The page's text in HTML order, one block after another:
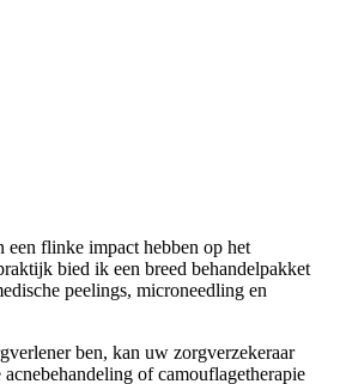
een flinke impact hebben op het
bied ik een breed behandelpakket
peelings, microneedling en
ben, kan uw zorgverzekeraar
of camouflagetherapie